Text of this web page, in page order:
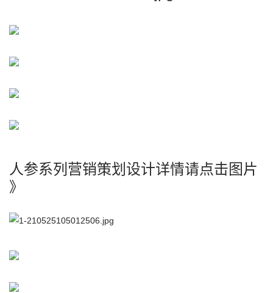
人参系列营销策划设计详情请点击图片
》